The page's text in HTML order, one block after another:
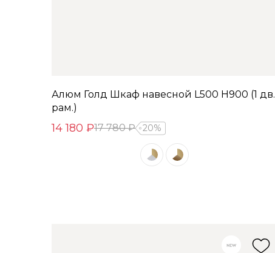
Алюм Голд Шкаф навесной L500 Н900 (1 дв.
рам.)
14 180 ₽17 780 ₽ 20%